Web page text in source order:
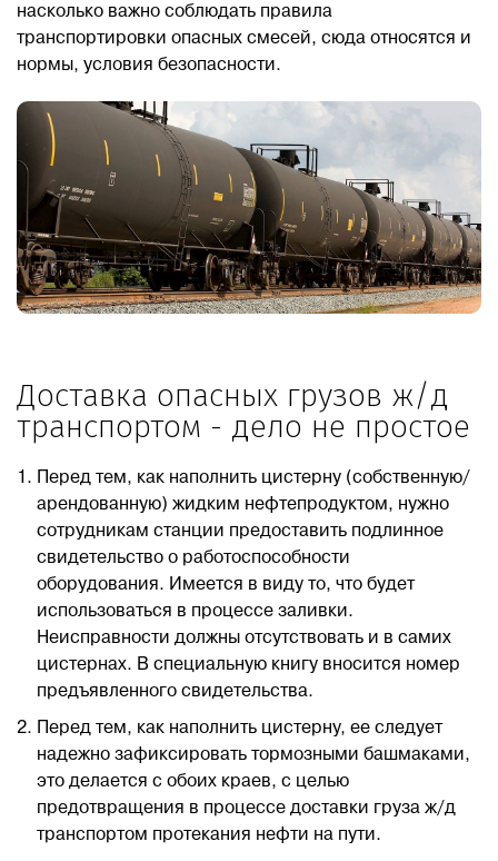
насколько важно соблюдать правила
транспортировки опасных смесей, сюда относятся и
нормы, условия безопасности.
Доставка опасных грузов ж/д
транспортом - дело не простое
Перед тем, как наполнить цистерну (собственную/
арендованную) жидким нефтепродуктом, нужно
сотрудникам станции предоставить подлинное
свидетельство о работоспособности
оборудования. Имеется в виду то, что будет
использоваться в процессе заливки.
Неисправности должны отсутствовать и в самих
цистернах. В специальную книгу вносится номер
предъявленного свидетельства.
Перед тем, как наполнить цистерну, ее следует
надежно зафиксировать тормозными башмаками,
это делается с обоих краев, с целью
предотвращения в процессе доставки груза ж/д
транспортом протекания нефти на пути.